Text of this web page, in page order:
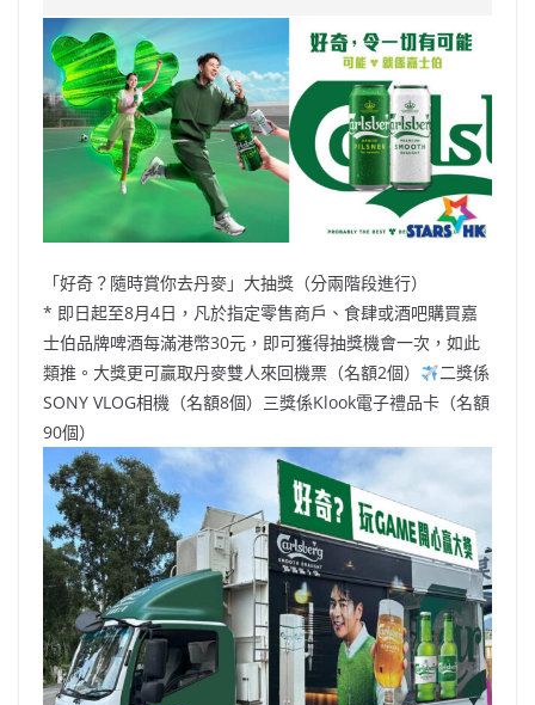
e
b
o
o
k
W
ei
b
o
s
A
p
p
h
at
er l y
Li
n
k
「好奇？隨時賞你去丹麥」大抽獎（分兩階段進行）
* 即日起至8月4日，凡於指定零售商戶、食肆或酒吧購買嘉
士伯品牌啤酒每滿港幣30元，即可獲得抽獎機會一次，如此
類推。大獎更可贏取丹麥雙人來回機票（名額2個）
二獎係
SONY VLOG相機（名額8個）三獎係Klook電子禮品卡（名額
90個）